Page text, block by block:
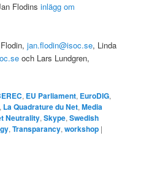
Flodinsinlägg om
jan.flodin@isoc.se, Linda
och Lars Lundgren,
, EU Parliament, EuroDIG,
, La Quadrature du Net,Media
Neutrality,Skype,Swedish
,Transparancy,workshop |